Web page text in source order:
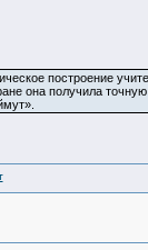
построение
она получила